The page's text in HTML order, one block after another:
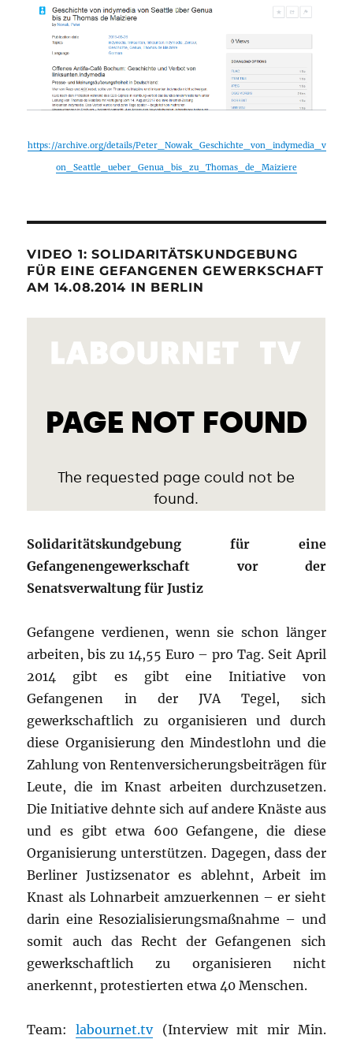
https://archive.org/details/Peter_Nowak_Geschichte_von_indymedia_v
on_Seattle_ueber_Genua_bis_zu_Thomas_de_Maiziere
VIDEO 1: SOLIDARITÄTSKUNDGEBUNG
FÜR EINE GEFANGENEN GEWERKSCHAFT
AM 14.08.2014 IN BERLIN
Solidaritätskundgebung für eine
Gefangenengewerkschaft vor der
Senatsverwaltung für Justiz
Gefangene verdienen, wenn sie schon länger
arbeiten, bis zu 14,55 Euro – pro Tag. Seit April
2014 gibt es gibt eine Initiative von
Gefangenen in der JVA Tegel, sich
gewerkschaftlich zu organisieren und durch
diese Organisierung den Mindestlohn und die
Zahlung von Rentenversicherungsbeiträgen für
Leute, die im Knast arbeiten durchzusetzen.
Die Initiative dehnte sich auf andere Knäste aus
und es gibt etwa 600 Gefangene, die diese
Organisierung unterstützen. Dagegen, dass der
Berliner Justizsenator es ablehnt, Arbeit im
Knast als Lohnarbeit amzuerkennen – er sieht
darin eine Resozialisierungsmaßnahme – und
somit auch das Recht der Gefangenen sich
gewerkschaftlich zu organisieren nicht
anerkennt, protestierten etwa 40 Menschen.
Team:labournet.tv(Interview mit mir Min.